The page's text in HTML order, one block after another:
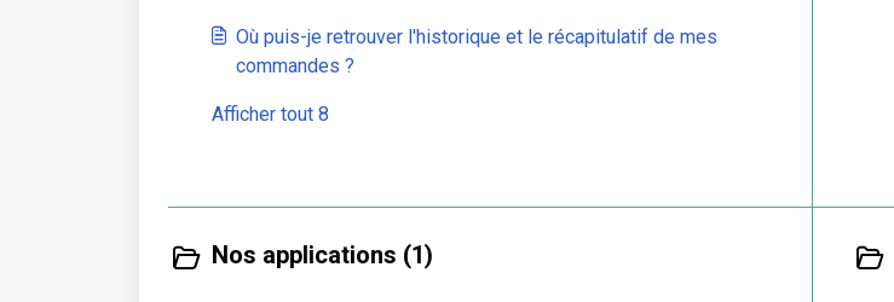
Où puis-je retrouver l'historique et le récapitulatif de mes
commandes ?
Afficher tout 8
Nos applications (1)